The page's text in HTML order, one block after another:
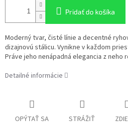
Pridať do košíka
Moderný tvar, čisté línie a decentné
dizajnovú stálicu. Vynikne v každom
Práve jeho nenápadná elegancia z neho
Detailné informácie
OPÝTAŤ SA STRÁŽIŤ